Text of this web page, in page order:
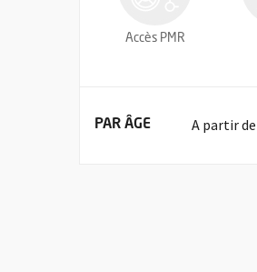
Accès PMR
FILTRER LES
PAR ÂGE A partir de